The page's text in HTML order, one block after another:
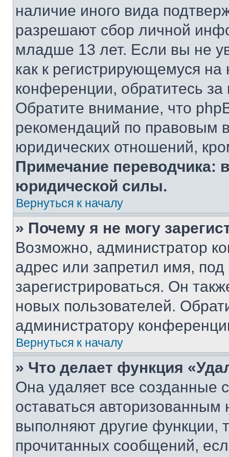
наличие иного вида
разрешают сбор личной
младше 13 лет. Если вы не
как к регистрирующемуся
конференции, обратитесь
Обратите внимание, что
рекомендаций по правовым
юридических отношений,
Примечание переводчика:
юридической силы.
Вернуться к началу
» Почему я не могу
Возможно, администратор
адрес или запретил имя,
зарегистрироваться. Он
новых пользователей.
администратору
Вернуться к началу
» Что делает функция
Она удаляет все созданные
оставаться
выполняют другие функции,
прочитанных сообщений,